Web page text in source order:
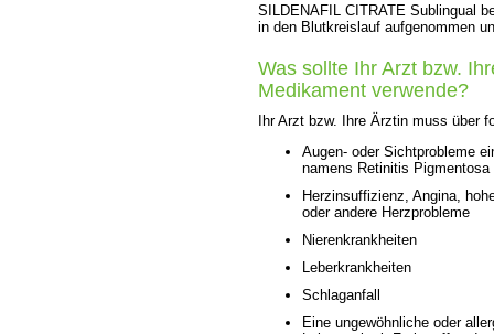
SILDENAFIL CITRATE Sublingual
in den Blutkreislauf aufgenommen
Was sollte Ihr Arzt bzw.
Medikament verwende?
Ihr Arzt bzw. Ihre Ärztin muss über
Augen- oder Sichtprobleme
namens Retinitis Pigmentosa
Herzinsuffizienz, Angina,
oder andere Herzprobleme
Nierenkrankheiten
Leberkrankheiten
Schlaganfall
Eine ungewöhnliche oder